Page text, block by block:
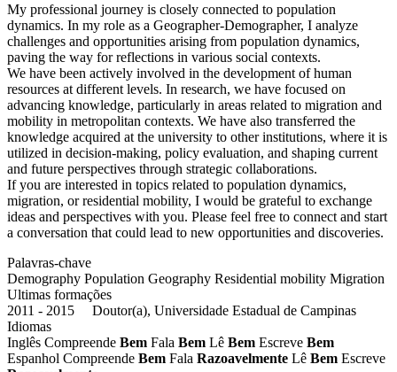
My professional journey is closely connected to population
dynamics. In my role as a Geographer-Demographer, I analyze
challenges and opportunities arising from population dynamics,
paving the way for reflections in various social contexts.
We have been actively involved in the development of human
resources at different levels. In research, we have focused on
advancing knowledge, particularly in areas related to migration and
mobility in metropolitan contexts. We have also transferred the
knowledge acquired at the university to other institutions, where it is
utilized in decision-making, policy evaluation, and shaping current
and future perspectives through strategic collaborations.
If you are interested in topics related to population dynamics,
migration, or residential mobility, I would be grateful to exchange
ideas and perspectives with you. Please feel free to connect and start
a conversation that could lead to new opportunities and discoveries.
Palavras-chave
Demography Population Geography Residential mobility Migration
Ultimas formações
2011 - 2015 Doutor(a), Universidade Estadual de Campinas
Idiomas
Inglês Compreende Bem Fala Bem Lê Bem Escreve Bem
Espanhol Compreende Bem Fala Razoavelmente Lê Bem Escreve